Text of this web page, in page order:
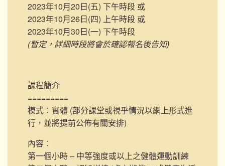
2023年10月20日(五) 下午時段 或
2023年10月26日(四) 上午時段 或
2023年10月30日(一) 下午時段
(暫定，詳細時段將會於確認報名後告知)
課程簡介
=========
模式：實體 (部分課堂或視乎情況以網上形式進
行，並將提前公佈有關安排)
內容：
第一個小時 – 中等強度或以上之健體運動訓練